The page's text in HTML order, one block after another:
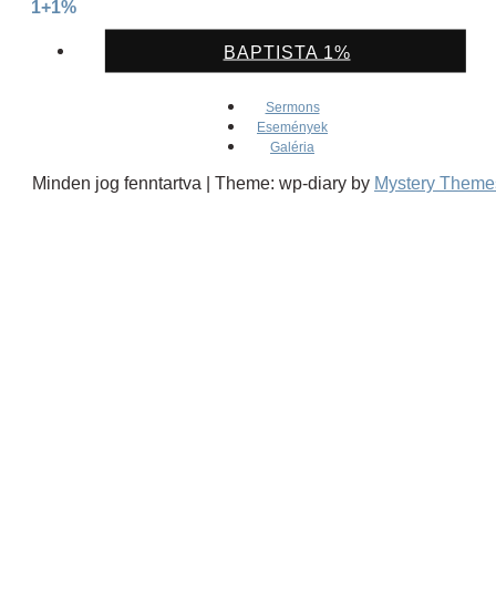
1+1%
BAPTISTA 1%
Sermons
Események
Galéria
Minden jog fenntartva Theme: wp-diary by Mystery